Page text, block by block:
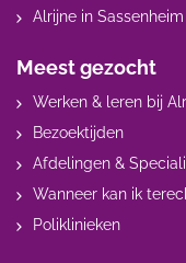
Alrijne in Sassenheim
Meest gezocht
Werken & leren bij
Bezoektijden
Afdelingen &
Wanneer kan ik
Poliklinieken